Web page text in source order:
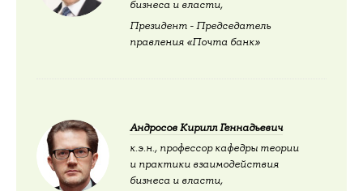
бизнеса и власти,
Президент - Председатель
правления «Почта банк»
Андросов Кирилл Геннадьевич
к.э.н., профессор кафедры теории
и практики взаимодействия
бизнеса и власти,